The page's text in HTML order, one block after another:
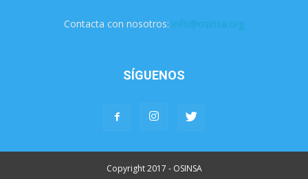
Contacta con nosotros: info@osinsa.org
SÍGUENOS
Copyright 2017 - OSINSA